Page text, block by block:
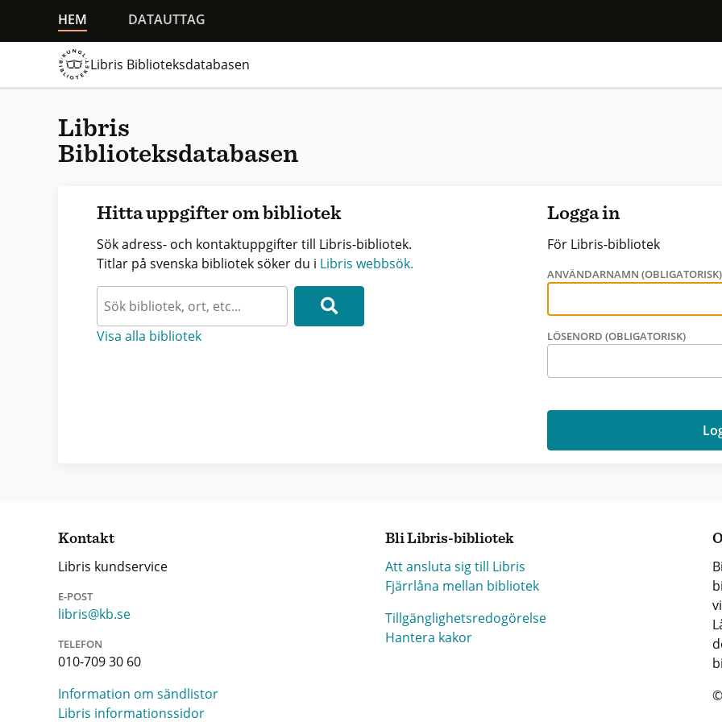
HEM DATAUTTAG
Libris Biblioteksdatabasen
Libris
Biblioteksdatabasen
Hitta uppgifter om bibliotek
Sök adress- och kontaktuppgifter till Libris-bibliotek.
Titlar på svenska bibliotek söker du i Libris webbsök.
Visa alla bibliotek
Logga in
För Libris-bibliotek
ANVÄNDARNAMN (OBLIGATORISK)
LÖSENORD (OBLIGATORISK)
Kontakt
Libris kundservice
E-POST
libris@kb.se
TELEFON
010-709 30 60
Information om sändlistor
Libris informationssidor
Bli Libris-bibliotek
Att ansluta sig till Libris
Fjärrlåna mellan bibliotek
Tillgänglighetsredogörelse
Hantera kakor